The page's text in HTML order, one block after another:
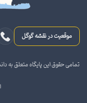
موقعیت در نقشه گوگل
تمامی حقوق این پایگاه متعلق به